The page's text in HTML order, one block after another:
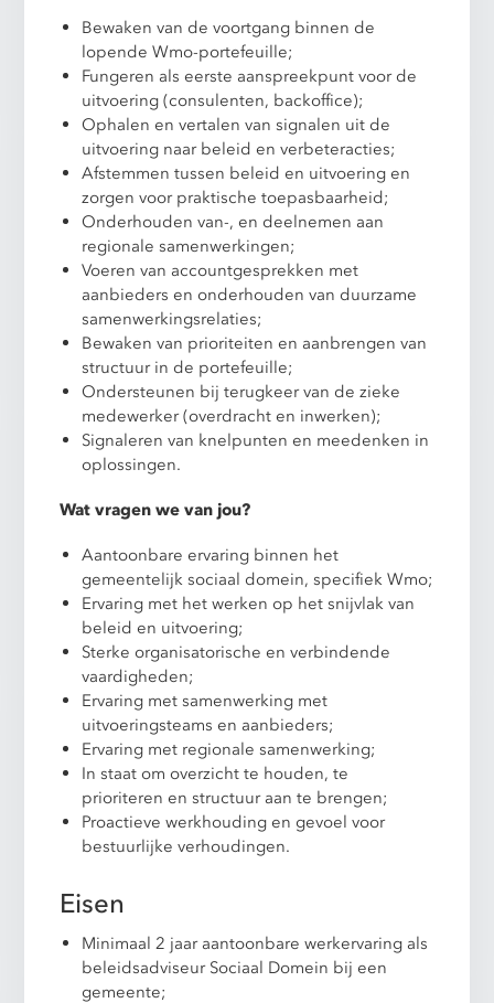
Bewaken van de voortgang binnen de
lopende Wmo-portefeuille;
Fungeren als eerste aanspreekpunt voor de
uitvoering (consulenten, backoffice);
Ophalen en vertalen van signalen uit de
uitvoering naar beleid en verbeteracties;
Afstemmen tussen beleid en uitvoering en
zorgen voor praktische toepasbaarheid;
Onderhouden van-, en deelnemen aan
regionale samenwerkingen;
Voeren van accountgesprekken met
aanbieders en onderhouden van duurzame
samenwerkingsrelaties;
Bewaken van prioriteiten en aanbrengen van
structuur in de portefeuille;
Ondersteunen bij terugkeer van de zieke
medewerker (overdracht en inwerken);
Signaleren van knelpunten en meedenken in
oplossingen.
Wat vragen we van jou?
Aantoonbare ervaring binnen het
gemeentelijk sociaal domein, specifiek Wmo;
Ervaring met het werken op het snijvlak van
beleid en uitvoering;
Sterke organisatorische en verbindende
vaardigheden;
Ervaring met samenwerking met
uitvoeringsteams en aanbieders;
Ervaring met regionale samenwerking;
In staat om overzicht te houden, te
prioriteren en structuur aan te brengen;
Proactieve werkhouding en gevoel voor
bestuurlijke verhoudingen.
Eisen
Minimaal 2 jaar aantoonbare werkervaring als
beleidsadviseur Sociaal Domein bij een
gemeente;